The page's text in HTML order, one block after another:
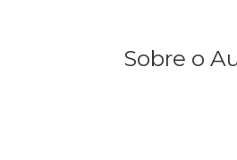
Sobre o